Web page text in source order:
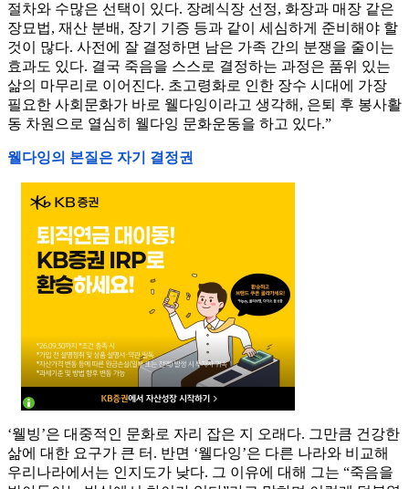
절차와 수많은 선택이 있다. 장례식장 선정, 화장과 매장 같은
장묘법, 재산 분배, 장기 기증 등과 같이 세심하게 준비해야 할
것이 많다. 사전에 잘 결정하면 남은 가족 간의 분쟁을 줄이는
효과도 있다. 결국 죽음을 스스로 결정하는 과정은 품위 있는
삶의 마무리로 이어진다. 초고령화로 인한 장수 시대에 가장
필요한 사회문화가 바로 웰다잉이라고 생각해, 은퇴 후 봉사활
동 차원으로 열심히 웰다잉 문화운동을 하고 있다.”
웰다잉의 본질은 자기 결정권
‘웰빙’은 대중적인 문화로 자리 잡은 지 오래다. 그만큼 건강한
삶에 대한 요구가 큰 터. 반면 ‘웰다잉’은 다른 나라와 비교해
우리나라에서는 인지도가 낮다. 그 이유에 대해 그는 “죽음을